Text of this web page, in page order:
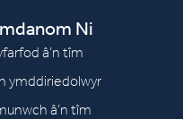
Ni
â’n tîm
ymddiriedolwyr
â’n tîm